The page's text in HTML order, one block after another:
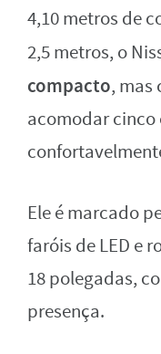
4,10 metros de
2,5 metros, o
compacto, mas
acomodar cinco
Ele é marcado
faróis de LED e
18 polegadas,
presença.